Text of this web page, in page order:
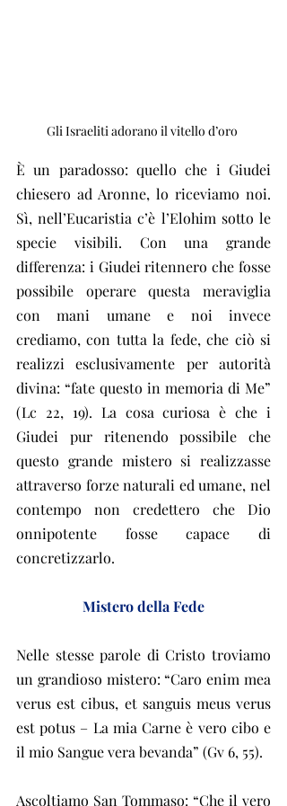
Gli Israeliti adorano il vitello d’oro
È un paradosso: quello che i Giudei
chiesero ad Aronne, lo riceviamo noi.
Sì, nell’Eucaristia c’è l’Elohim sotto le
specie visibili. Con una grande
differenza: i Giudei ritennero che fosse
possibile operare questa meraviglia
con mani umane e noi invece
crediamo, con tutta la fede, che ciò si
realizzi esclusivamente per autorità
divina: “fate questo in memoria di Me”
(Lc 22, 19). La cosa curiosa è che i
Giudei pur ritenendo possibile che
questo grande mistero si realizzasse
attraverso forze naturali ed umane, nel
contempo non credettero che Dio
onnipotente fosse capace di
concretizzarlo.
Mistero della Fede
Nelle stesse parole di Cristo troviamo
un grandioso mistero: “Caro enim mea
verus est cibus, et sanguis meus verus
est potus – La mia Carne è vero cibo e
il mio Sangue vera bevanda” (Gv 6, 55).
Ascoltiamo San Tommaso: “Che il vero